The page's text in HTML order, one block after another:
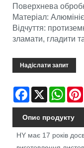
Поверхнева
Матеріал:
Відчуття:
зламати, гладити
Надіслати запит
Facebook
X
Опис продукту
HY має 17 років